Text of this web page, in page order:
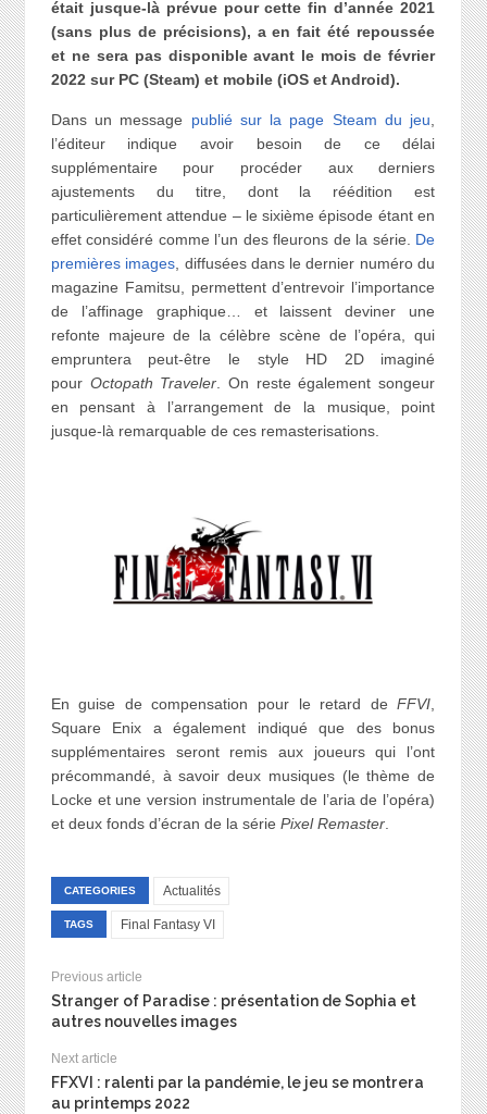
était jusque-là prévue pour cette fin d’année 2021
(sans plus de précisions), a en fait été repoussée
et ne sera pas disponible avant le mois de février
2022 sur PC (Steam) et mobile (iOS et Android).
Dans un message publié sur la page Steam du jeu
l’éditeur indique avoir besoin de ce délai
supplémentaire pour procéder aux derniers
ajustements du titre, dont la réédition est
particulièrement attendue – le sixième épisode étant en
effet considéré comme l’un des fleurons de la série. De
premières images , diffusées dans le dernier numéro du
magazine Famitsu, permettent d’entrevoir l’importance
de l’affinage graphique… et laissent deviner une
refonte majeure de la célèbre scène de l’opéra, qui
empruntera peut-être le style HD 2D imaginé
pour Octopath Traveler . On reste également songeur
en pensant à l’arrangement de la musique, point
jusque-là remarquable de ces remasterisations.
En guise de compensation pour le retard deFFVI
Square Enix a également indiqué que des bonus
supplémentaires seront remis aux joueurs qui l’ont
précommandé, à savoir deux musiques (le thème de
Locke et une version instrumentale de l’aria de l’opéra)
et deux fonds d’écran de la série Pixel Remaster.
CATEGORIES Actualités
TAGS Final Fantasy VI
Previous article
Stranger of Paradise : présentation de Sophia et
autres nouvelles images
Next article
FFXVI : ralenti par la pandémie, le jeu se montrera
au printemps 2022